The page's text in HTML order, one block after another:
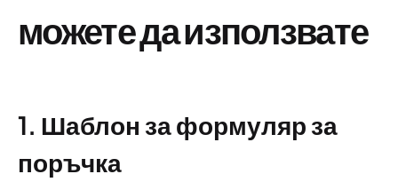
можете да използвате
1. Шаблон за формуляр за
поръчка